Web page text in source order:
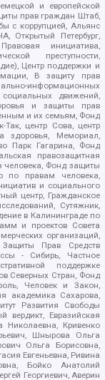
и европейской
прав граждан Штаб,
с коррупцией, Альянс
Открытый Петербург,
инициатива,
преступности,
Центр поддержки и
В защиту прав
информационных
движений,
и защиты прав
и их семьям, Фонд
Так, центр Сова, центр
здоровья, Мемориал,
Парк Гагарина, Фонд
правозащитная
человека, Фонд защиты
по правам человека,
и социального
центр, Гражданское
Сутяжник,
в Калининграде по
и проектов Совета
организаций,
Защиты Прав Средств
- Сибирь, Частное
поддержке
Северных Стран, Фонд
Человек и Закон,
академика Сахарова,
Развития Свободы
вердикт, Евразийская
Николаевна, Кривенко
Шнырова Ольга
Ольга Борисовна,
Евгеньевна, Ривина
Бойко Анатолий
Георгиевич, Аверин